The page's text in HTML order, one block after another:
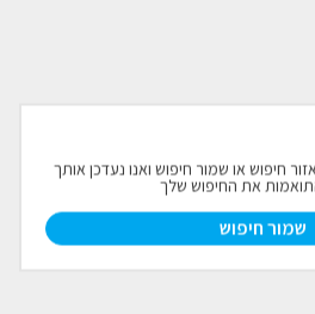
חיפוש או שמור חיפוש ואנו נעדכן אותך
את החיפוש שלך
שמור חיפוש